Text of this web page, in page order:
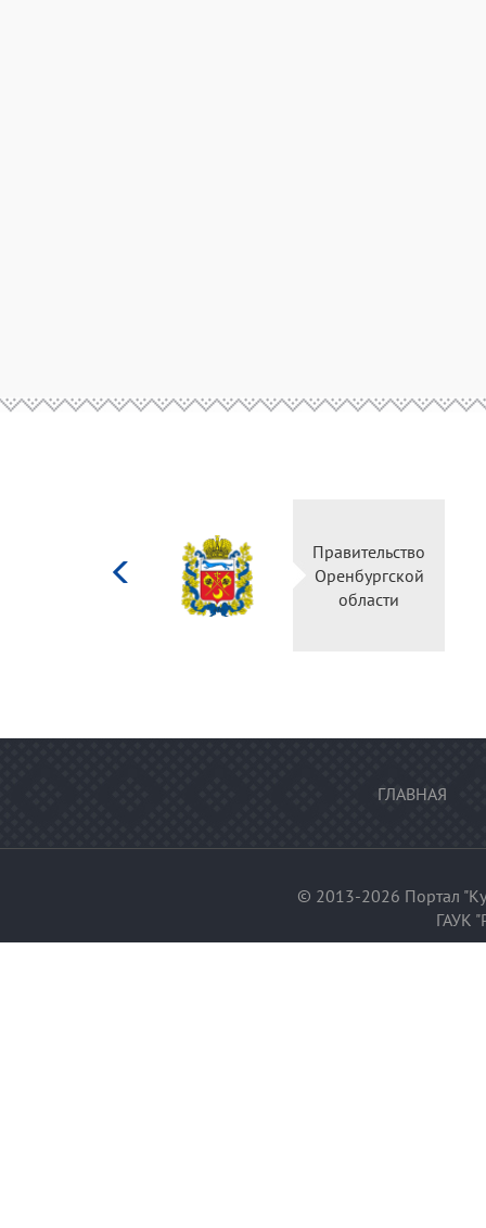
культуры
Российской
Правительство
Оренбургской
области
ГЛАВНАЯ
© 2013-2026 Портал
ГАУК